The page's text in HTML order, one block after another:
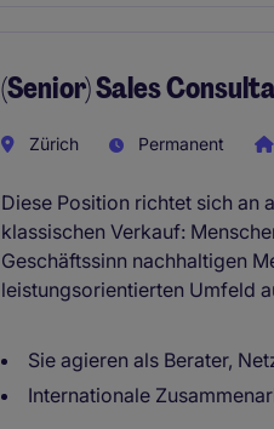
(Senior) Sales
Zürich Permanent
Diese Position richtet sich an
klassischen Verkauf:
Geschäftssinn nachhaltigen
leistungsorientierten Umfeld
Sie agieren als Berater,
Internationale